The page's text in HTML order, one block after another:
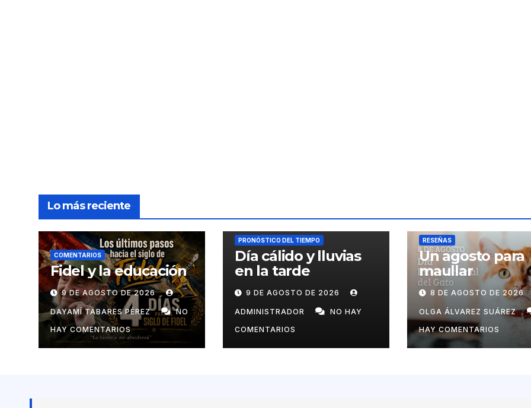
Lo más reciente
COMENTARIOS
Fidel y la educación
9 DE AGOSTO DE 2026
DAYAMÍ TABARES PÉREZ
NO
HAY COMENTARIOS
PRONÓSTICO DEL TIEMPO
Día cálido y lluvias
en la tarde
9 DE AGOSTO DE 2026
ADMINISTRADOR
NO HAY
COMENTARIOS
RESEÑAS
Un agosto para
maullar
8 DE AGOSTO DE 2026
OLGA ÁLVAREZ SUÁREZ
HAY COMENTARIOS